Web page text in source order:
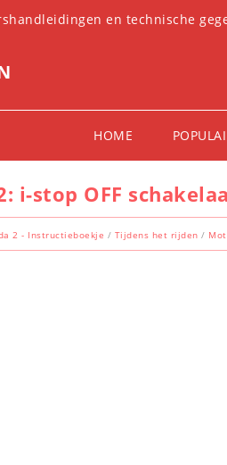
en technische
HOME
i-stop OFF
2 - Instructieboekje / Tijdens het rijden /